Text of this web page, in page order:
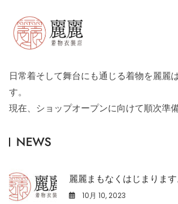
日常着そして舞台にも通じる着物を麗麗
す。
現在、ショップオープンに向けて順次準備
NEWS
麗麗まもなくはじまります
10月 10, 2023